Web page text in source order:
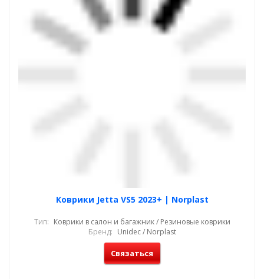
Коврики Jetta VS5 2023+ | Norplast
Тип: Коврики в салон и багажник / Резиновые коврики
Бренд: Unidec / Norplast
Связаться